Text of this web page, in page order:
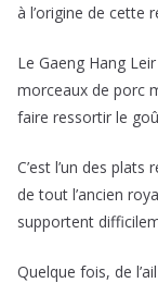
à l’origine de cette
Le Gaeng Hang
morceaux de porc
faire ressortir le
C’est l’un des
de tout l’ancien
supportent
Quelque fois, de